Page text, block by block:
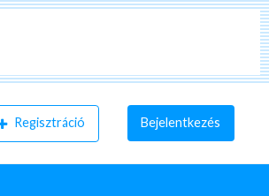
Regisztráció Bejelentkezés